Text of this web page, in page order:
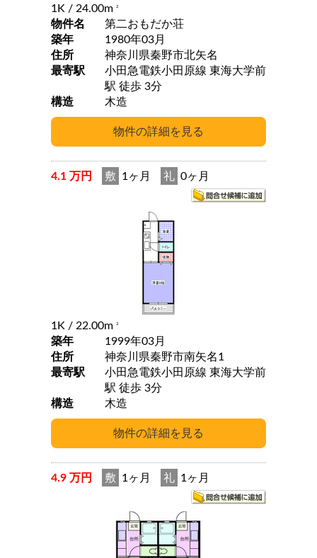
1K / 24.00m 2
物件名
第二おもだか荘
築年
1980年03月
住所
神奈川県秦野市北矢名
最寄駅
小田急電鉄小田原線 東海大学前
駅 徒歩 3分
構造
木造
4.1 万円 敷 1ヶ月 礼 0ヶ月
1K / 22.00m 2
築年
1999年03月
住所
神奈川県秦野市南矢名1
最寄駅
小田急電鉄小田原線 東海大学前
駅 徒歩 3分
構造
木造
4.9 万円 敷 1ヶ月 礼 1ヶ月